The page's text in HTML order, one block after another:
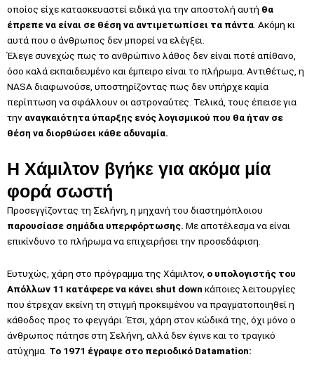
οποίος είχε κατασκευαστεί ειδικά για την αποστολή αυτή θα
έπρεπε να είναι σε θέση να αντιμετωπίσει τα πάντα . Ακόμη κι
αυτά που ο άνθρωπος δεν μπορεί να ελέγξει.
Έλεγε συνεχώς πως το ανθρώπινο λάθος δεν είναι ποτέ απίθανο,
όσο καλά εκπαιδευμένο και έμπειρο είναι το πλήρωμα. Αντιθέτως, η
NASA διαφωνούσε, υποστηρίζοντας πως δεν υπήρχε καμία
περίπτωση να σφάλλουν οι αστροναύτες. Τελικά, τους έπεισε για
την αναγκαιότητα ύπαρξης ενός λογισμικού που θα ήταν σε
θέση να διορθώσει κάθε αδυναμία.
Η Χάμιλτον βγήκε για ακόμα μία
φορά σωστή
Προσεγγίζοντας τη Σελήνη, η μηχανή του διαστημόπλοιου
παρουσίασε σημάδια υπερφόρτωσης. Με αποτέλεσμα να είναι
επικίνδυνο το πλήρωμα να επιχειρήσει την προσεδάφιση.
Ευτυχώς, χάρη στο πρόγραμμα της Χάμιλτον, ο υπολογιστής του
Απόλλων 11 κατάφερε να κάνει shut down κάποιες λειτουργίες
που έτρεχαν εκείνη τη στιγμή προκειμένου να πραγματοποιηθεί η
κάθοδος προς το φεγγάρι. Έτσι, χάρη στον κώδικά της, όχι μόνο ο
άνθρωπος πάτησε στη Σελήνη, αλλά δεν έγινε και το τραγικό
ατύχημα. To 1971 έγραψε στο περιοδικό Datamation: